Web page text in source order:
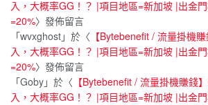
入，大概率GG！？ |項目地區=新加坡 |出金
=20%〉發佈留言
「wvxghost」於〈 【Bytebenefit / 流量掛機
入，大概率GG！？ |項目地區=新加坡 |出金
=20%〉發佈留言
「Goby」於〈 【Bytebenefit / 流量掛機賺錢
入，大概率GG！？ |項目地區=新加坡 |出金